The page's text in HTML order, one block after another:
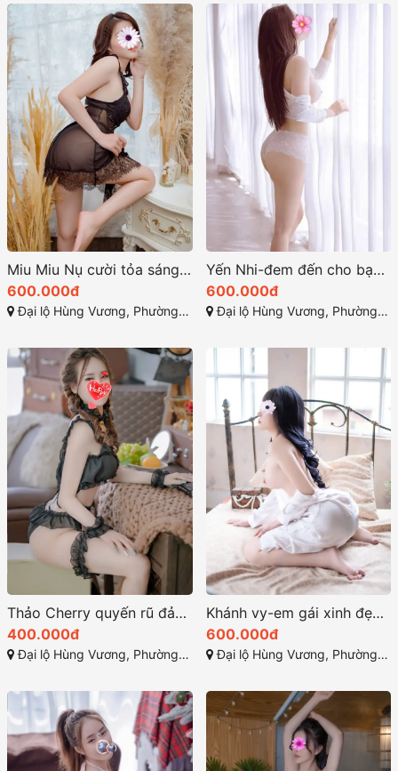
Miu Miu Nụ cười tỏa sáng và đôi mắt gợi cảm
600.000đ
Đại lộ Hùng Vương, Phường 9, Tuy Hòa, Phú Yên
Yến Nhi-đem đến cho bạn một dịch vụ hoàn hảo
600.000đ
Đại lộ Hùng Vương, Phường 7, Tuy Hòa, Phú Yên
Thảo Cherry quyến rũ đảm đang đa tình
400.000đ
Đại lộ Hùng Vương, Phường 7, Tuy Hòa, Phú Yên
Khánh vy-em gái xinh đẹp với gương mặt rạng ngời
600.000đ
Đại lộ Hùng Vương, Phường 7, Tuy Hòa, Phú Yên